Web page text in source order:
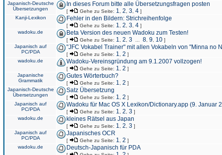
Japanisch-Deutsche
Übersetzungen
In dieses Forum bitte alle Übersetzungsfragen posten
[ Gehe zu Seite: 1 2 3 4 ]
Kanji-Lexikon
Fehler in den Bildern: Strichreihenfolge
[ Gehe zu Seite: 1 2 3 4 ]
wadoku.de
Beta Version des neuen Wadoku zum Testen!
[ Gehe zu Seite: 1 2 3 8 9 10 ]
Japanisch auf
PC/PDA
"JFC Vokabel Trainer" mit allen Vokabeln von "Minna no
[ Gehe zu Seite: 1 2 ]
wadoku.de
Wadoku-Vereinsgründung am 9.1.2007 vollzogen!
[ Gehe zu Seite: 1 2 ]
Japanische
Grammatik
Gutes Wörterbuch?
[ Gehe zu Seite: 1 2 ]
Japanisch-Deutsche
Übersetzungen
Satz Übersetzung
[ Gehe zu Seite: 1 2 ]
Japanisch auf
PC/PDA
Wadoku für Mac OS X Lexikon/Dictionary.app (9. Januar
[ Gehe zu Seite: 1 2 3 ]
wadoku.de
kleines Rätsel aus Japan
[ Gehe zu Seite: 1 2 3 ]
Japanisch auf
PC/PDA
Japanisches OCR
[ Gehe zu Seite: 1 2 ]
wadoku.de
Deutsch-Japanisch für PDA